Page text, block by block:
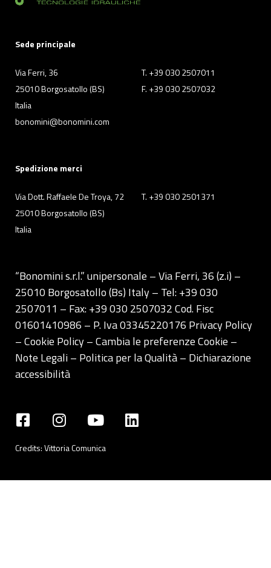
Sede principale
Via Ferri, 36
25010 Borgosatollo (BS)
Italia
T. +39 030 2507011
F. +39 030 2507032
bonomini@bonomini.com
Spedizione merci
Via Dott. Raffaele De Troya, 72
25010 Borgosatollo (BS)
Italia
T. +39 030 2501371
“Bonomini s.r.l.” unipersonale – Via Ferri, 36 (z.i) –
25010 Borgosatollo (Bs) Italy – Tel: +39 030
2507011 – Fax: +39 030 2507032 Cod. Fisc
01601410986 – P. Iva 03345220176 Privacy Policy
– Cookie Policy –Cambia le preferenze Cookie –
Note Legali– Politica per la Qualità– Dichiarazione
accessibilità
Credits:Vittoria Comunica